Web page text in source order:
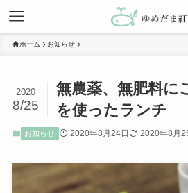
ホーム お知らせ
無農薬、無肥料に
を使ったランチ
2020
8/25
お知らせ 2020年8月24日 2020年8月